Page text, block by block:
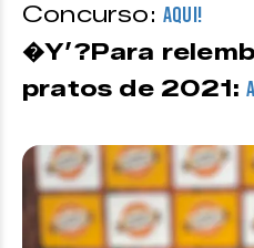
Concurso: aqui!
�Y’?Para
pratos de 2021: